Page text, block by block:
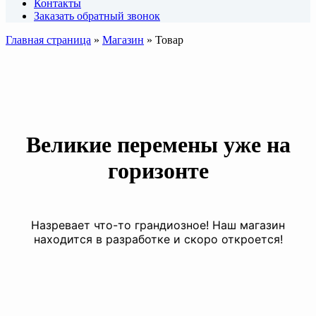
Контакты
Заказать обратный звонок
Главная страница » Магазин » Товар
Великие перемены уже на
горизонте
Назревает что-то грандиозное! Наш магазин
находится в разработке и скоро откроется!